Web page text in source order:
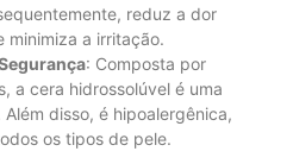
reduz a dor
minimiza a irritação.
: Composta por
a cera hidrossolúvel é uma
disso, é hipoalergênica,
os tipos de pele.